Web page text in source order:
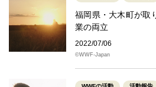
福岡県・大木町が取
業の両立
2022/07/06
©WWF-Japan